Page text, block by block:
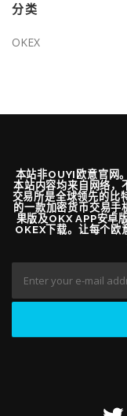
分类
OKEX
本站非OUYI欧意官网
本站内容均来自网络，
交易所是全球领先的比
的一款加密货币交易手
果版及OKX APP安卓
OKEX下载。让每个欧